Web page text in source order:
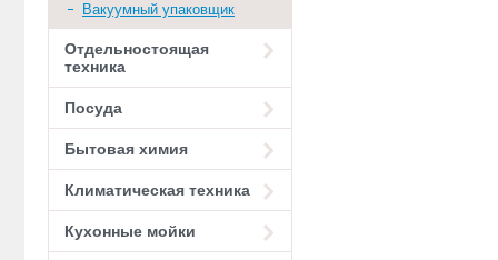
Вакуумный упаковщик
Отдельностоящая
техника
Посуда
Бытовая химия
Климатическая техника
Кухонные мойки